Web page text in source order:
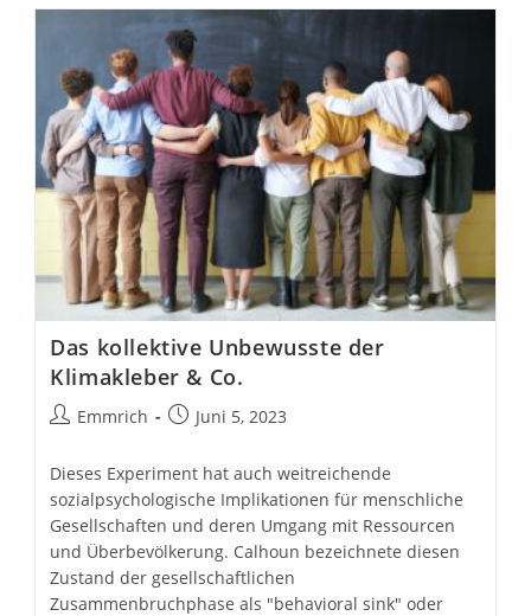
Das kollektive Unbewusste der
Klimakleber & Co.
Beitrags-
Emmrich
BeitragJuni 5, 2023
Dieses Experiment hat auch weitreichende
sozialpsychologische Implikationen für menschliche
Gesellschaften und deren Umgang mit Ressourcen
und Überbevölkerung. Calhoun bezeichnete diesen
Zustand der gesellschaftlichen
Zusammenbruchphase als "behavioral sink" oder